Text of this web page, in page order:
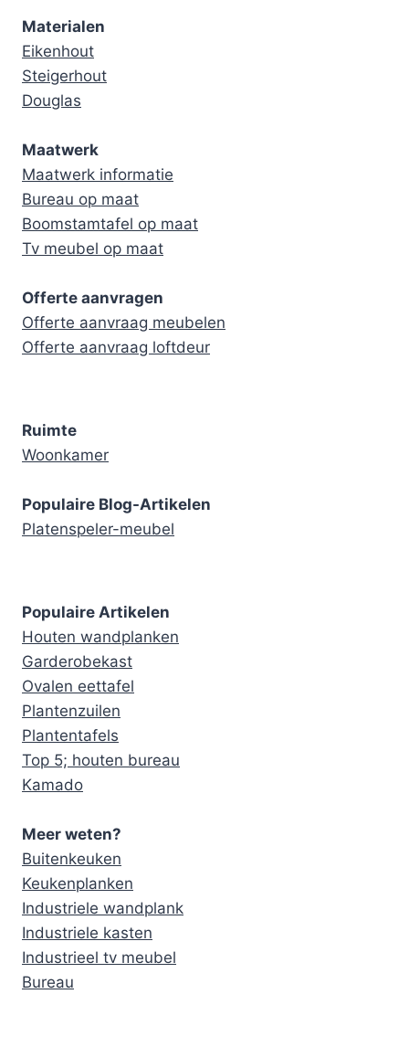
Materialen
Eikenhout
Steigerhout
Douglas
Maatwerk
Maatwerk informatie
Bureau op maat
Boomstamtafel op maat
Tv meubel op maat
Offerte aanvragen
Offerte aanvraag meubelen
Offerte aanvraag loftdeur
Ruimte
Woonkamer
Populaire Blog-Artikelen
Platenspeler-meubel
Populaire Artikelen
Houten wandplanken
Garderobekast
Ovalen eettafel
Plantenzuilen
Plantentafels
Top 5; houten bureau
Kamado
Meer weten?
Buitenkeuken
Keukenplanken
Industriele wandplank
Industriele kasten
Industrieel tv meubel
Bureau